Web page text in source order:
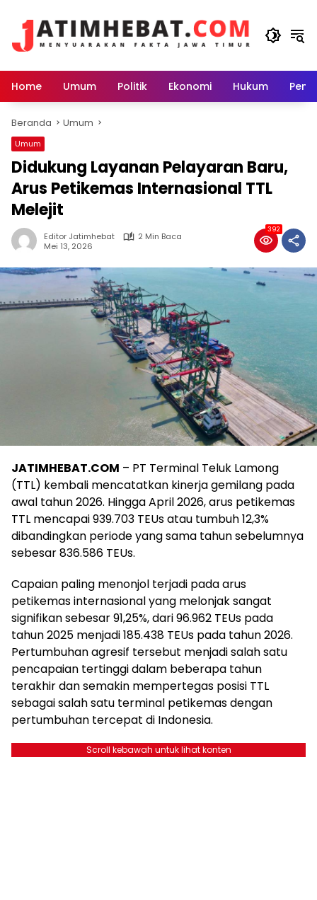
Home Umum Politik Ekonomi Hukum
Beranda Umum
Umum
Didukung Layanan Pelayaran Baru,
Arus Petikemas Internasional TTL
Melejit
Editor Jatimhebat
2 Min Baca
Mei 13, 2026
392
JATIMHEBAT.COM – PT Terminal Teluk Lamong
(TTL) kembali mencatatkan kinerja gemilang pada
awal tahun 2026. Hingga April 2026, arus petikemas
TTL mencapai 939.703 TEUs atau tumbuh 12,3%
dibandingkan periode yang sama tahun sebelumnya
sebesar 836.586 TEUs.
Capaian paling menonjol terjadi pada arus
petikemas internasional yang melonjak sangat
signifikan sebesar 91,25%, dari 96.962 TEUs pada
tahun 2025 menjadi 185.438 TEUs pada tahun 2026.
Pertumbuhan agresif tersebut menjadi salah satu
pencapaian tertinggi dalam beberapa tahun
terakhir dan semakin mempertegas posisi TTL
sebagai salah satu terminal petikemas dengan
pertumbuhan tercepat di Indonesia.
Scroll kebawah untuk lihat konten